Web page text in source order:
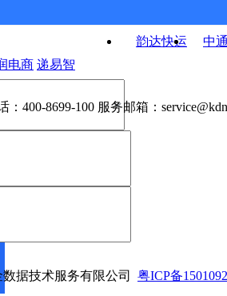
韵达快运
中
电商 递易智
： 400-8699-100 服务邮箱：
据技术服务有限公司 粤ICP备